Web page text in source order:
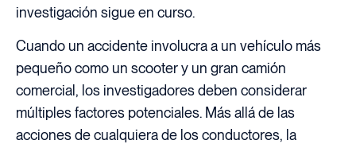
investigación sigue en curso.
Cuando un accidente involucra a un vehículo más
pequeño como un scooter y un gran camión
comercial, los investigadores deben considerar
múltiples factores potenciales. Más allá de las
acciones de cualquiera de los conductores, la